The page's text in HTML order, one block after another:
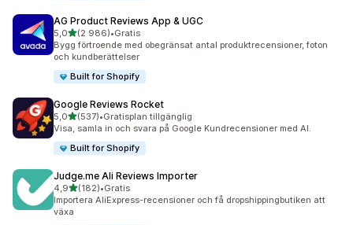
AG Product Reviews App & UGC
5,0av 5 stjärnor
(2 986)
2986 recensioner totalt
•Gratis
Bygg förtroende med obegränsat antal produktrecensioner, foton
och kundberättelser
Built for Shopify
Google Reviews Rocket
5,0av 5 stjärnor
(537)
537 recensioner totalt
•Gratisplan tillgänglig
Visa, samla in och svara på Google Kundrecensioner med AI.
Built for Shopify
Judge.me Ali Reviews Importer
4,9av 5 stjärnor
(182)
182 recensioner totalt
•Gratis
Importera AliExpress-recensioner och få dropshippingbutiken att
växa